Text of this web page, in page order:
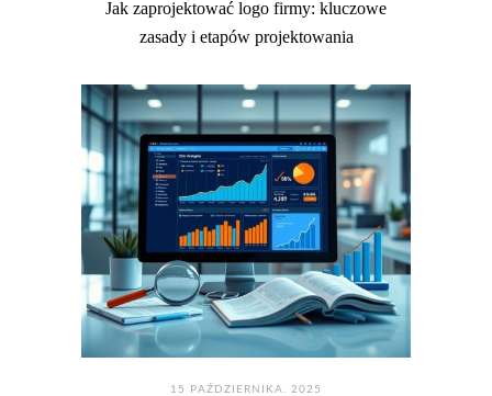
Jak zaprojektować logo firmy: kluczowe
zasady i etapów projektowania
15 PAŹDZIERNIKA. 2025